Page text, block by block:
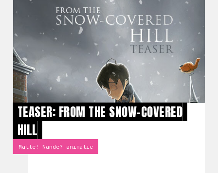
TEASER: FROM THE SNOW-COVERED
HILL
Matte! Nande? animatie